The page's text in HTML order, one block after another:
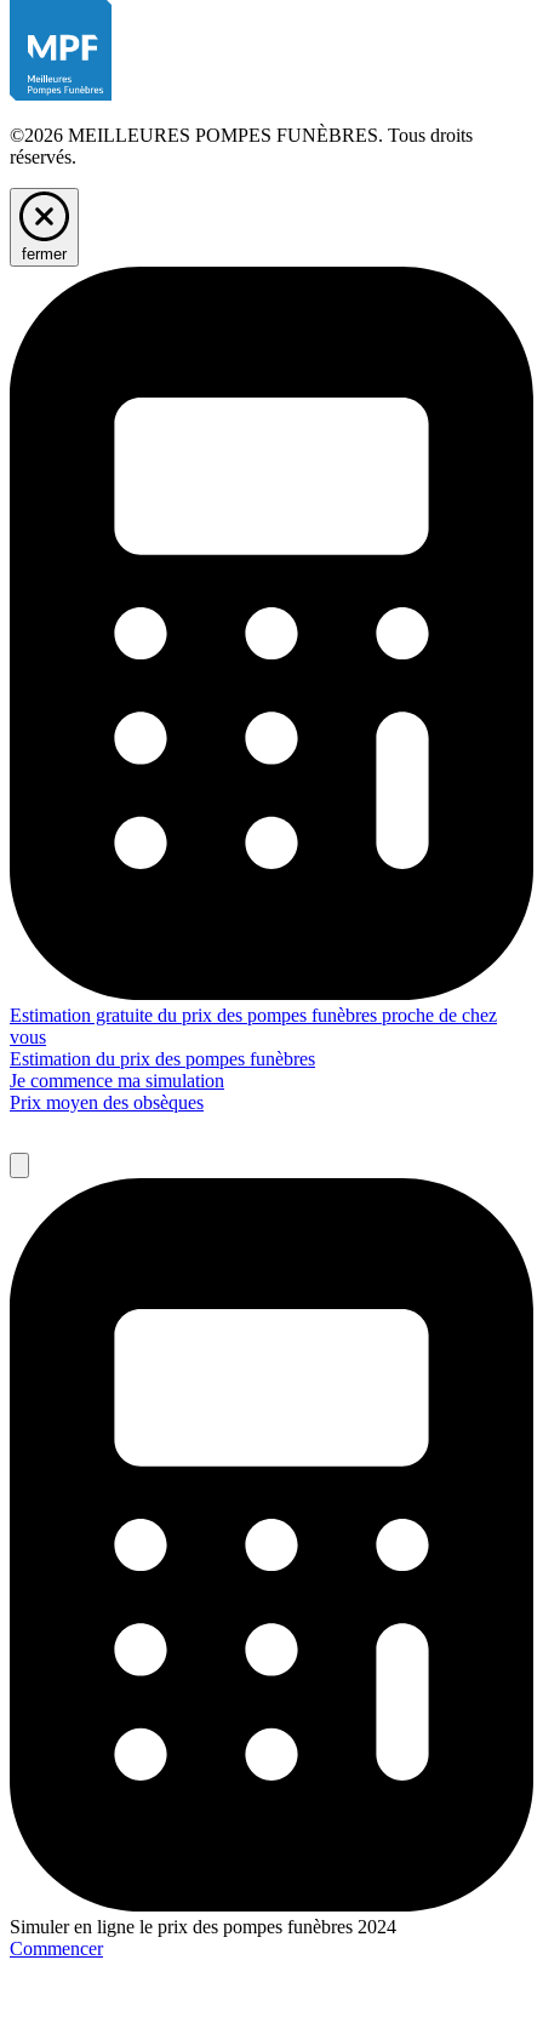
©2026 MEILLEURES POMPES FUNÈBRES. Tous droits
réservés.
fermer
Estimation gratuite du prix des pompes funèbres proche de chez
vous
Estimation du prix des pompes funèbres
Je commence ma simulation
Prix moyen des obsèques
Simuler en ligne le prix des pompes funèbres 2024
Commencer